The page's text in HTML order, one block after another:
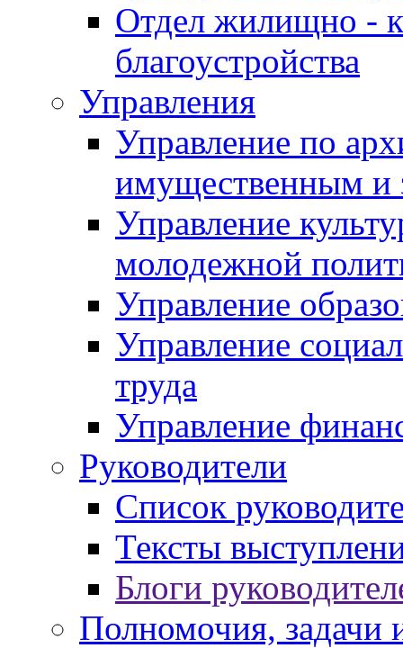
Отдел жилищно -
благоустройства
Управления
Управление по
имущественным и
Управление
молодежной
Управление
Управление
труда
Управление
Руководители
Список
Тексты
Блоги
Полномочия, задачи